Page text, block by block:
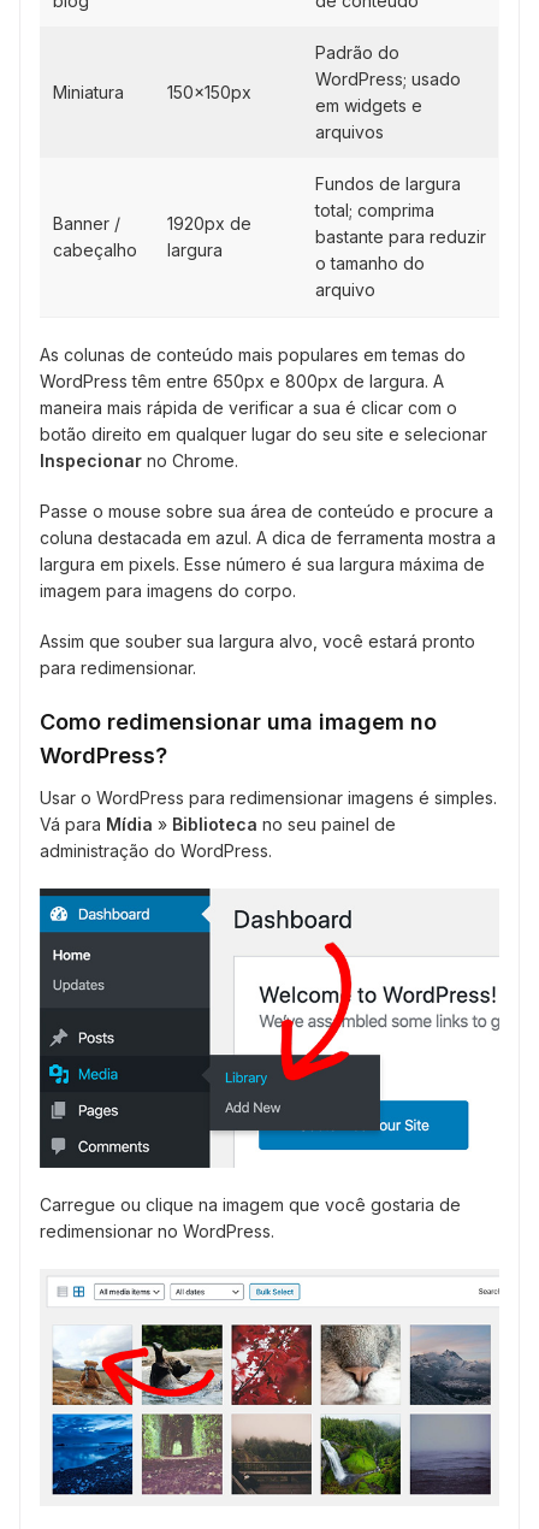
Miniatura 150x150px
Padrão do
WordPress; usado
em widgets e
arquivos
Banner /
cabeçalho
1920px de
largura
Fundos de largura
total; comprima
bastante para reduzir
o tamanho do
arquivo
As colunas de conteúdo mais populares em temas do
WordPress têm entre 650px e 800px de largura. A
maneira mais rápida de verificar a sua é clicar com o
botão direito em qualquer lugar do seu site e selecionar
Inspecionar no Chrome.
Passe o mouse sobre sua área de conteúdo e procure a
coluna destacada em azul. A dica de ferramenta mostra a
largura em pixels. Esse número é sua largura máxima de
imagem para imagens do corpo.
Assim que souber sua largura alvo, você estará pronto
para redimensionar.
Como redimensionar uma imagem no
WordPress?
Usar o WordPress para redimensionar imagens é simples.
Vá para Mídia » Biblioteca no seu painel de
administração do WordPress.
Carregue ou clique na imagem que você gostaria de
redimensionar no WordPress.